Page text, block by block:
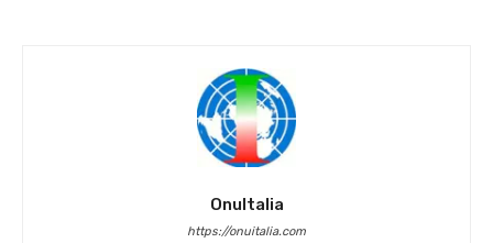
OnuItalia
https://onuitalia.com